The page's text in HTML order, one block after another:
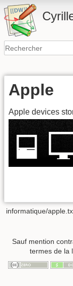
Apple
Apple devices
informatique/
Sauf mention
termes de la